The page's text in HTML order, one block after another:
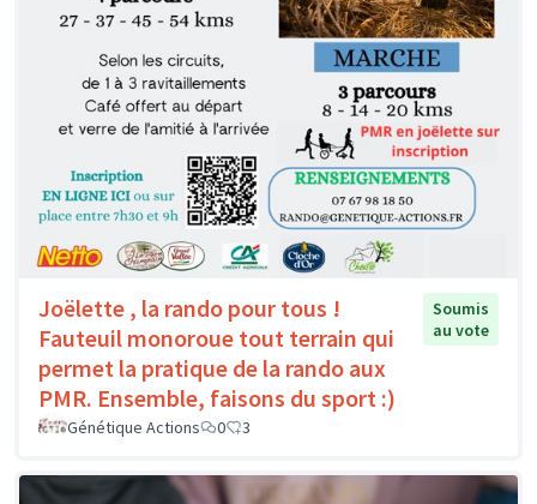
Joëlette , la rando pour tous !
Fauteuil monoroue tout terrain qui
permet la pratique de la rando aux
PMR. Ensemble, faisons du sport :)
Soumis
au vote
Génétique Actions 0 3